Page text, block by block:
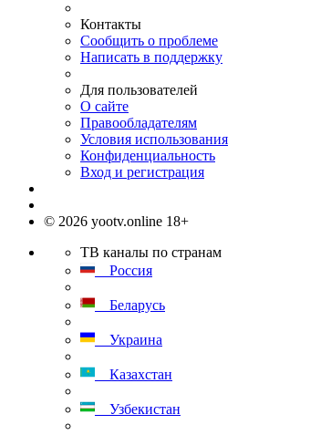
Контакты
Сообщить о проблеме
Написать в поддержку
Для пользователей
О сайте
Правообладателям
Условия использования
Конфиденциальность
Вход и регистрация
© 2026 yootv.online 18+
ТВ каналы по странам
Россия
Беларусь
Украина
Казахстан
Узбекистан